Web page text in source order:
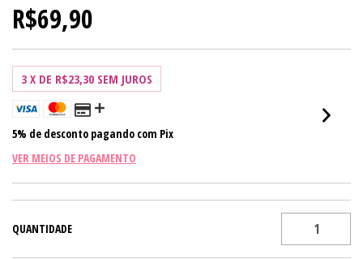
R$69,90
3 X DE R$23,30 SEM JUROS
5% de desconto pagando com Pix
VER MEIOS DE PAGAMENTO
QUANTIDADE